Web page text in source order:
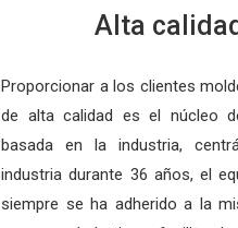
Alta
Proporcionar a los clientes
de alta calidad es el núcleo
basada en la industria,
industria durante 36 años, el
siempre se ha adherido a la